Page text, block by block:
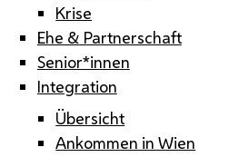
Krise
Ehe & Partnerschaft
Senior*innen
Integration
Übersicht
Ankommen in Wien